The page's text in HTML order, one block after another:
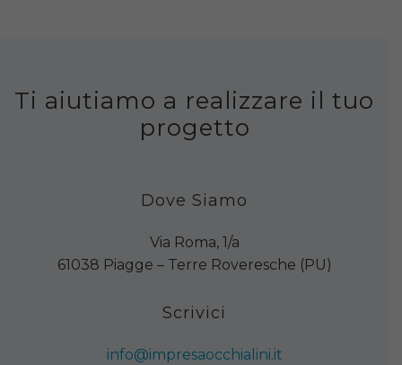
Ti aiutiamo a realizzare il tuo
progetto
Dove Siamo
Via Roma, 1/a
61038 Piagge – Terre Roveresche (PU)
Scrivici
info@impresaocchialini.it